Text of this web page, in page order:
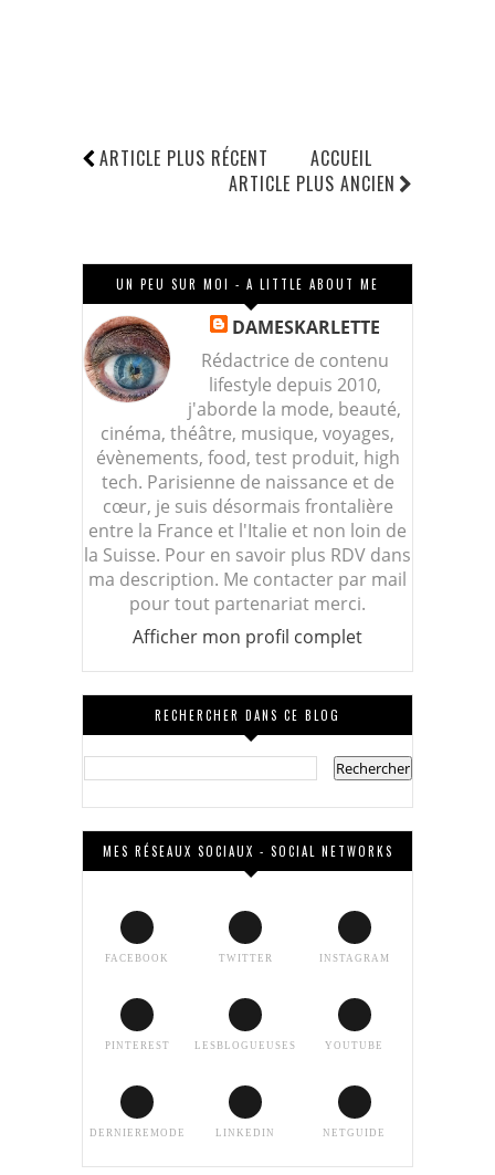
ARTICLE PLUS RÉCENT
ARTICLE PLUS ANCIEN
ACCUEIL
UN PEU SUR MOI - A LITTLE ABOUT ME
DAMESKARLETTE
Rédactrice de contenu
lifestyle depuis 2010,
j'aborde la mode, beauté,
cinéma, théâtre, musique, voyages,
évènements, food, test produit, high
tech. Parisienne de naissance et de
cœur, je suis désormais frontalière
entre la France et l'Italie et non loin de
la Suisse. Pour en savoir plus RDV dans
ma description. Me contacter par mail
pour tout partenariat merci.
Afficher mon profil complet
RECHERCHER DANS CE BLOG
MES RÉSEAUX SOCIAUX - SOCIAL NETWORKS
FACEBOOK TWITTER INSTAGRAM
PINTEREST LESBLOGUEUSES YOUTUBE
DERNIEREMODE LINKEDIN NETGUIDE